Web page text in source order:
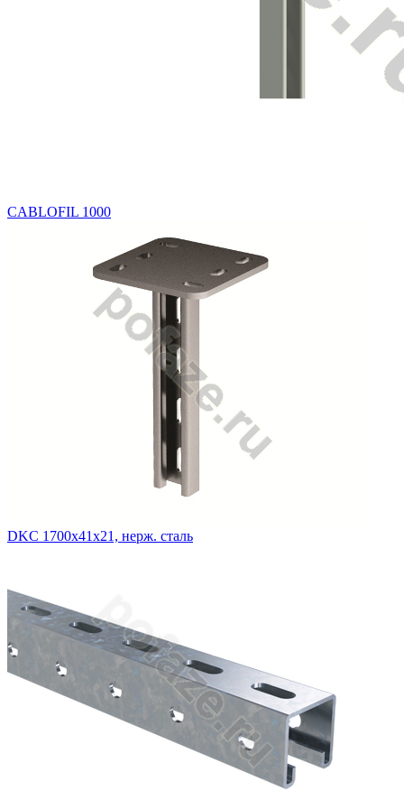
CABLOFIL 1000
DKC 1700х41х21, нерж. сталь